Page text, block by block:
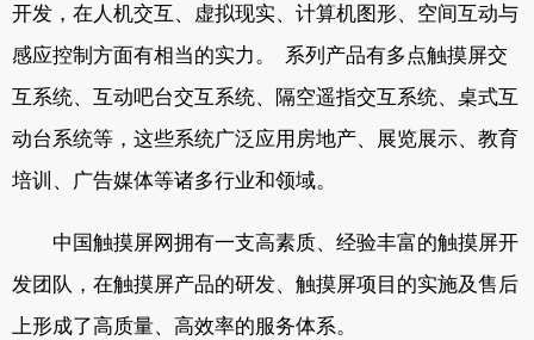
开发，在人机交互、虚拟现实、计算机图形、空间互动与
感应控制方面有相当的实力。 系列产品有多点触摸屏交
互系统、互动吧台交互系统、隔空遥指交互系统、桌式互
动台系统等，这些系统广泛应用房地产、展览展示、教育
培训、广告媒体等诸多行业和领域。
中国触摸屏网拥有一支高素质、经验丰富的触摸屏开
发团队，在触摸屏产品的研发、触摸屏项目的实施及售后
上形成了高质量、高效率的服务体系。